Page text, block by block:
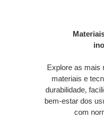
Explore as mais
materiais e
durabilidade,
bem-estar dos
com